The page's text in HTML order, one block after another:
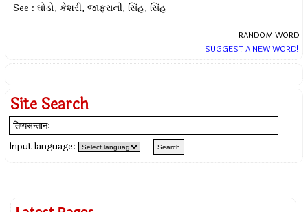
See : ઘોડો, કેશરી, જાફરાની, સિંહ, સિંહ
RANDOM WORD
SUGGEST A NEW WORD!
Site Search
Input language: